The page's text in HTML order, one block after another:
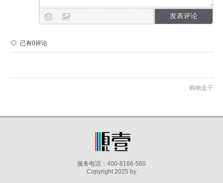
已有0评论
购物盒子
服务电话：400-8166-560
Copyright 2025 by